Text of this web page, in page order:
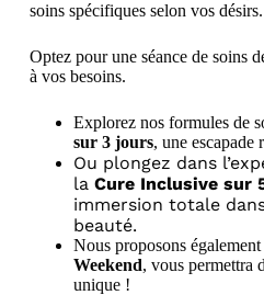
soins spécifiques selon vos désirs.
Optez pour une séance de soins
à vos besoins.
Explorez nos formules de
sur 3 jours, une escapade
Ou plongez dans
la Cure Inclusive sur
immersion totale
beauté.
Nous proposons
Weekend, vous permettra
unique !